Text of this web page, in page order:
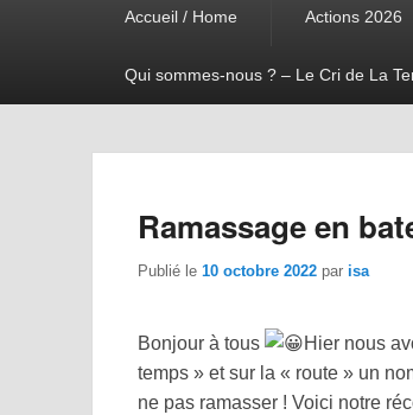
Accueil / Home Actions 2026
Qui sommes-nous ? – Le Cri de La
Ramassage en
Publié le 10 octobre 2022 par isa
Bonjour à tous
Hier nous
temps » et sur la « route » un
ne pas ramasser ! Voici notre